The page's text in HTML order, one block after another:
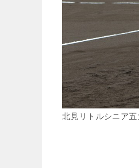
北見リトルシニア